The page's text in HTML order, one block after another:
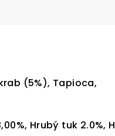
(5%), Tapioca,
Hrubý tuk 2.0%,